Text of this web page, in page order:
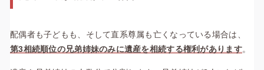
配偶者も子どもも、そして直系尊属も亡くなっている場合は、
第3相続順位の兄弟姉妹のみに遺産を相続する権利があります。